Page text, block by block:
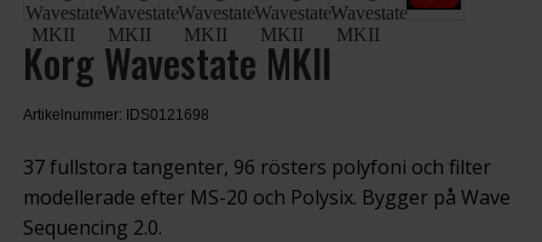
Korg Wavestate MKII
Artikelnummer: IDS0121698
37 fullstora tangenter, 96 rösters polyfoni och filter
modellerade efter MS-20 och Polysix. Bygger på Wave
Sequencing 2.0.